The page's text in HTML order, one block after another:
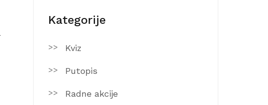
Kategorije
Kviz
Putopis
Radne akcije